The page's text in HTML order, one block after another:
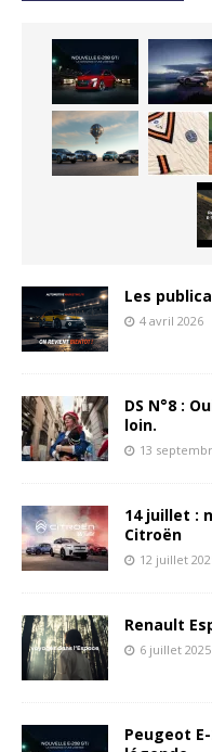
Les
4 avril 2026
DS N°8 :
loin.
13
14 juillet :
Citroën
12 juillet
Renault
6 juillet 2025
Peugeot